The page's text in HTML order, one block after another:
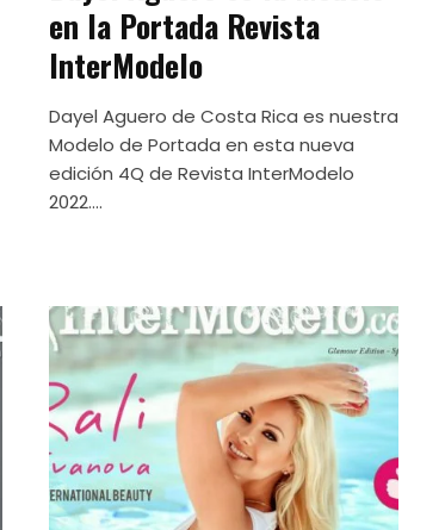
en la Portada Revista
InterModelo
Dayel Aguero de Costa Rica es nuestra
Modelo de Portada en esta nueva
edición 4Q de Revista InterModelo
2022....